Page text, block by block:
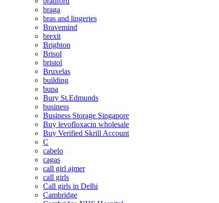
braga
bras and lingeries
Bravemind
brexit
Brighton
Brisol
bristol
Bruxelas
building
bupa
Bury St.Edmunds
business
Business Storage Singapore
Buy levofloxacin wholesale
Buy Verified Skrill Account
C
cabelo
cagas
call girl ajmer
call girls
Call girls in Delhi
Cambridge